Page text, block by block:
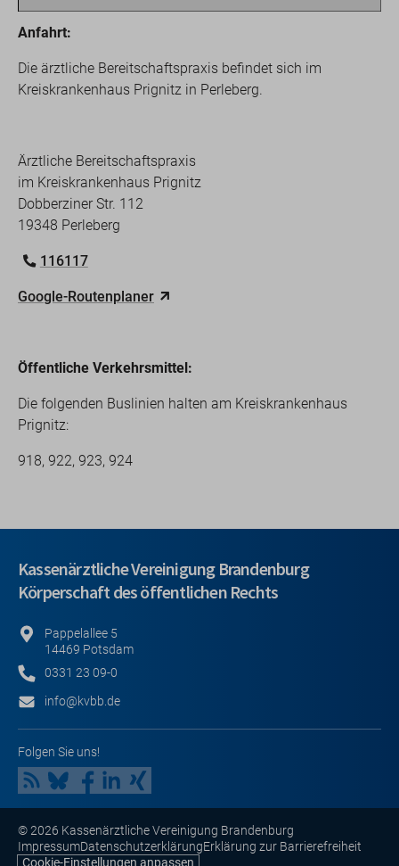
Anfahrt:
Die ärztliche Bereitschaftspraxis befindet sich im
Kreiskrankenhaus Prignitz in Perleberg.
Ärztliche Bereitschaftspraxis
im Kreiskrankenhaus Prignitz
Dobberziner Str. 112
19348 Perleberg
116117
Google-Routenplaner
Öffentliche Verkehrsmittel:
Die folgenden Buslinien halten am Kreiskrankenhaus
Prignitz:
918, 922, 923, 924
Kassenärztliche Vereinigung Brandenburg
Körperschaft des öffentlichen Rechts
Pappelallee 5
14469 Potsdam
0331 23 09-0
info@kvbb.de
Folgen Sie uns!
© 2026 Kassenärztliche Vereinigung Brandenburg
ImpressumDatenschutzerklärungErklärung zur Barrierefreiheit
Cookie-Einstellungen anpassen